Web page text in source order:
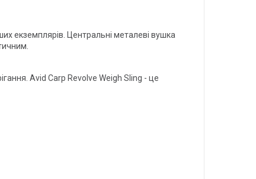
екземплярів. Центральні металеві вушка
Avid Carp Revolve Weigh Sling - це